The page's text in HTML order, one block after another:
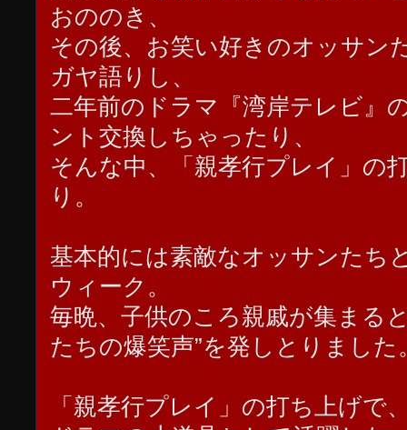
おののき、
その後、お笑い好きのオッサン
ガヤ語りし、
二年前のドラマ『湾岸テレビ』
ント交換しちゃったり、
そんな中、「親孝行プレイ」の
り。
基本的には素敵なオッサンたち
ウィーク。
毎晩、子供のころ親戚が集まる
たちの爆笑声”を発しとりました
「親孝行プレイ」の打ち上げで